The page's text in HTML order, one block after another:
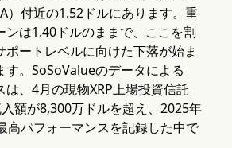
）付近の1.52ドルにあります。重
ンは1.40ドルのままで、ここを割
ポートレベルに向けた下落が始ま
す。SoSoValueのデータによる
は、4月の現物XRP上場投資信託
入額が8,300万ドルを超え、2025年
高パフォーマンスを記録した中で